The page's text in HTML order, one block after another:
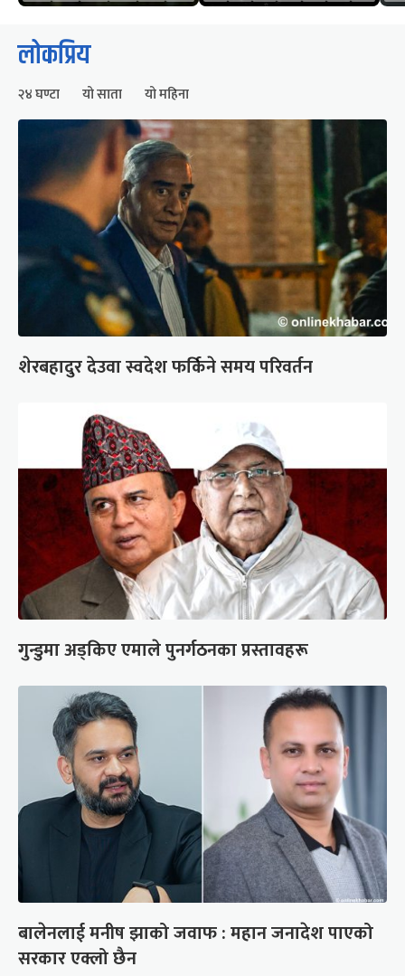
लोकप्रिय
२४ घण्टा यो साता यो महिना
शेरबहादुर देउवा स्वदेश फर्किने समय परिवर्तन
गुन्डुमा अड्किए एमाले पुनर्गठनका प्रस्तावहरू
बालेनलाई मनीष झाको जवाफ : महान जनादेश पाएको
सरकार एक्लो छैन